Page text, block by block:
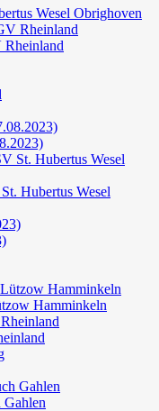
Wesel Obrighoven
Rheinland
Hubertus Wesel
Hamminkeln
Gahlen